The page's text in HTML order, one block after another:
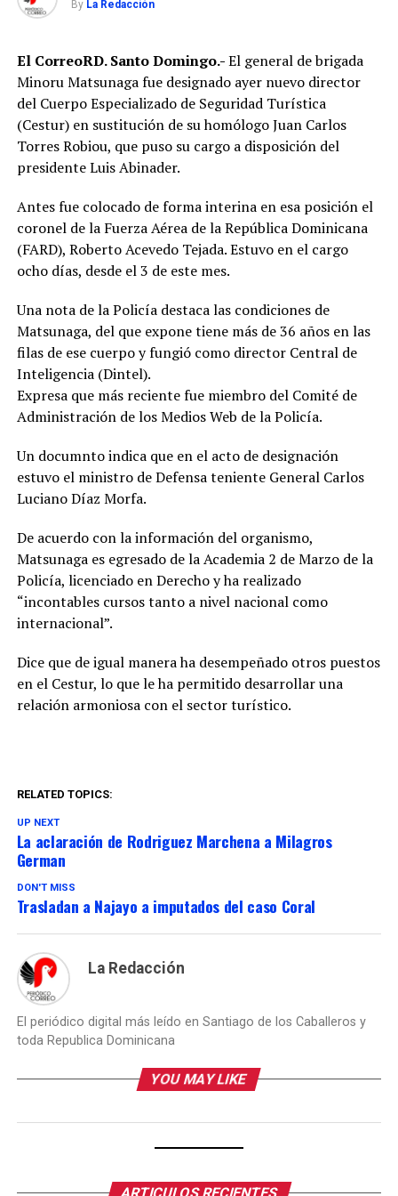
By La Redacción
El CorreoRD. Santo Domingo.-El general de brigada
Minoru Matsunaga fue designado ayer nuevo director
del Cuerpo Especializado de Seguridad Turística
(Cestur) en sustitución de su homólogo Juan Carlos
Torres Robiou, que puso su cargo a disposición del
presidente Luis Abinader.
Antes fue colocado de forma interina en esa posición el
coronel de la Fuerza Aérea de la República Dominicana
(FARD), Roberto Acevedo Tejada. Estuvo en el cargo
ocho días, desde el 3 de este mes.
Una nota de la Policía destaca las condiciones de
Matsunaga, del que expone tiene más de 36 años en las
filas de ese cuerpo y fungió como director Central de
Inteligencia (Dintel).
Expresa que más reciente fue miembro del Comité de
Administración de los Medios Web de la Policía.
Un documnto indica que en el acto de designación
estuvo el ministro de Defensa teniente General Carlos
Luciano Díaz Morfa.
De acuerdo con la información del organismo,
Matsunaga es egresado de la Academia 2 de Marzo de la
Policía, licenciado en Derecho y ha realizado
“incontables cursos tanto a nivel nacional como
internacional”.
Dice que de igual manera ha desempeñado otros puestos
en el Cestur, lo que le ha permitido desarrollar una
relación armoniosa con el sector turístico.
RELATED TOPICS:
UP NEXT
La aclaración de Rodriguez Marchena a Milagros
German
DON'T MISS
Trasladan a Najayo a imputados del caso Coral
La Redacción
El periódico digital más leído en Santiago de los Caballeros y
toda Republica Dominicana
YOU MAY LIKE